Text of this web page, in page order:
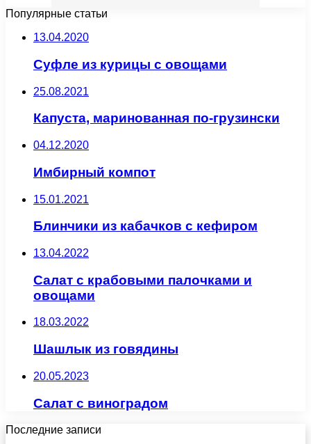
Популярные статьи
13.04.2020
Суфле из курицы с овощами
25.08.2021
Капуста, маринованная по-грузински
04.12.2020
Имбирный компот
15.01.2021
Блинчики из кабачков с кефиром
13.04.2022
Салат с крабовыми палочками и
овощами
18.03.2022
Шашлык из говядины
20.05.2023
Салат с виноградом
Последние записи